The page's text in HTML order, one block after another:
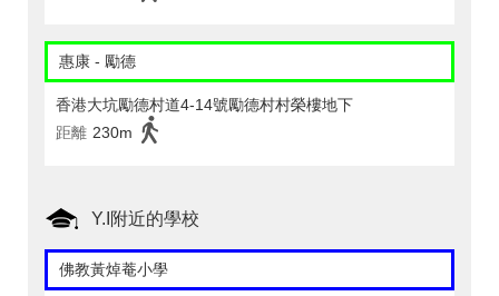
惠康 - 勵德
香港大坑勵德村道4-14號勵德村村榮樓地下
距離 230m
Y.I附近的學校
佛教黃焯菴小學